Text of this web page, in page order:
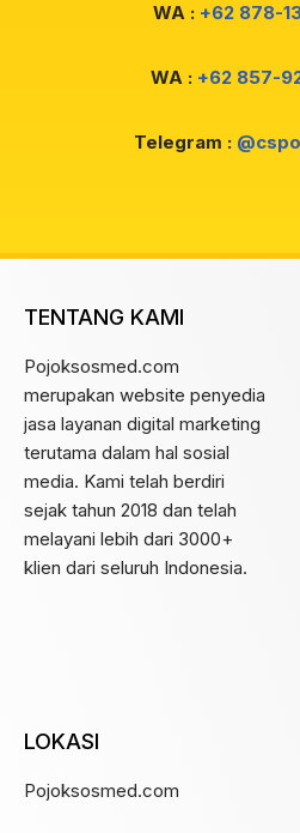
WA : +62 878-
WA : +62 857-
Telegram :
TENTANG KAMI
Pojoksosmed.com
merupakan website penyedia
jasa layanan digital marketing
terutama dalam hal sosial
media. Kami telah berdiri
sejak tahun 2018 dan telah
melayani lebih dari 3000+
klien dari seluruh Indonesia.
LOKASI
Pojoksosmed.com